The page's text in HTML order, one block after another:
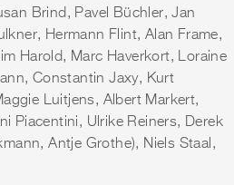
Brind, Pavel Büchler, Jan
Hermann Flint, Alan Frame,
Harold, Marc Haverkort, Loraine
Constantin Jaxy, Kurt
Luitjens, Albert Markert,
Piacentini, Ulrike Reiners, Derek
Antje Grothe), Niels Staal,